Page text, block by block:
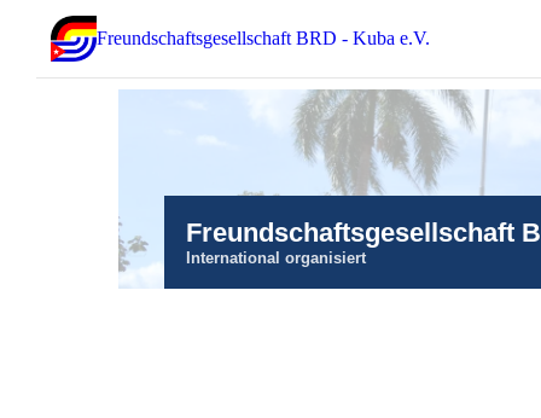
Freundschaftsgesellschaft BRD - Kuba e.V.
Freundschaftsgesellschaft
International organisiert